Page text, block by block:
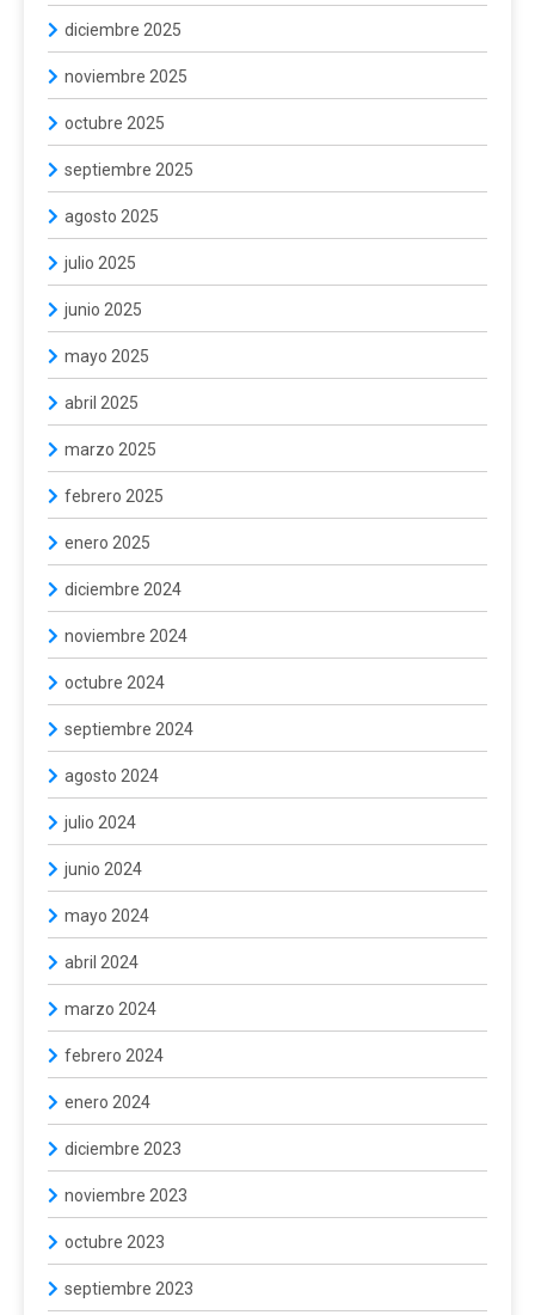
diciembre 2025
noviembre 2025
octubre 2025
septiembre 2025
agosto 2025
julio 2025
junio 2025
mayo 2025
abril 2025
marzo 2025
febrero 2025
enero 2025
diciembre 2024
noviembre 2024
octubre 2024
septiembre 2024
agosto 2024
julio 2024
junio 2024
mayo 2024
abril 2024
marzo 2024
febrero 2024
enero 2024
diciembre 2023
noviembre 2023
octubre 2023
septiembre 2023